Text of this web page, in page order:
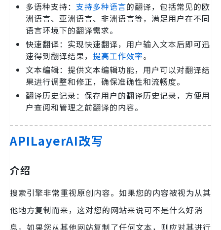
多语种支持： 支持多种语言的翻译，包括常见的欧
洲语言、亚洲语言、非洲语言等，满足用户在不同
语言环境下的翻译需求。
快速翻译：实现快速翻译，用户输入文本后即可迅
速得到翻译结果， 提高工作效率。
文本编辑：提供文本编辑功能，用户可以对翻译结
果进行调整和修正，确保准确性和流畅度。
翻译历史记录：保存用户的翻译历史记录，方便用
户查阅和管理之前翻译的内容。
APILayerAI改写
介绍
搜索引擎非常重视原创内容。如果您的内容被视为从其
他地方复制而来，这对您的网站来说可不是什么好消
息。如果您从其他网站复制了任何文本，则应对其进行